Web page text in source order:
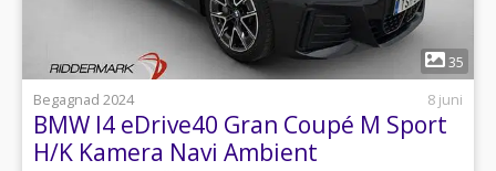
1
35
Begagnad 2024
8 juni
BMW I4 eDrive40 Gran Coupé M Sport
H/K Kamera Navi Ambient